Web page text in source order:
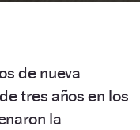
de nueva
tres años en los
la